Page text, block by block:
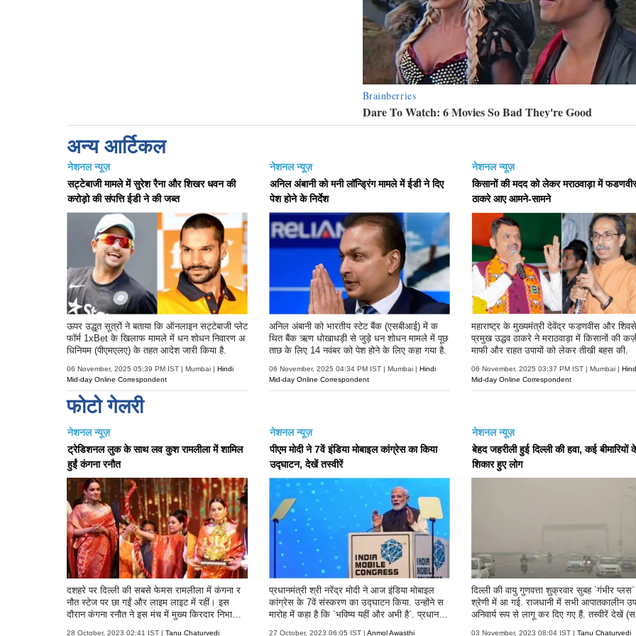
अन्य आर्टिकल
नेशनल न्यूज़
सट्टेबाजी मामले में सुरेश रैना और शिखर धवन की
करोड़ो की संपत्ति ईडी ने की जब्त
ऊपर उद्धृत सूत्रों ने बताया कि ऑनलाइन सट्टेबाजी प्लेट
फॉर्म 1xBet के खिलाफ मामले में धन शोधन निवारण अ
धिनियम (पीएमएलए) के तहत आदेश जारी किया है.
06 November, 2025 05:39 PM IST | Mumbai | Hindi
Mid-day Online Correspondent
नेशनल न्यूज़
अनिल अंबानी को मनी लॉन्ड्रिंग मामले में ईडी ने दिए
पेश होने के निर्देश
अनिल अंबानी को भारतीय स्टेट बैंक (एसबीआई) में क
थित बैंक ऋण धोखाधड़ी से जुड़े धन शोधन मामले में पूछ
ताछ के लिए 14 नवंबर को पेश होने के लिए कहा गया है.
06 November, 2025 04:34 PM IST | Mumbai | Hindi
Mid-day Online Correspondent
नेशनल न्यूज़
किसानों की मदद को लेकर मराठवाड़ा में
ठाकरे आए आमने-सामने
महाराष्ट्र के मुख्यमंत्री देवेंद्र फडणवीस और
प्रमुख उद्धव ठाकरे ने मराठवाड़ा में किसानों की कर्ज़
माफी और राहत उपायों को लेकर तीखी बहस की.
06 November, 2025 03:37 PM IST | Mumbai |
Mid-day Online Correspondent
फोटो गेलरी
नेशनल न्यूज़
ट्रेडिशनल लुक के साथ लव कुश रामलीला में शामिल
हुईं कंगना रनौत
दशहरे पर दिल्ली की सबसे फेमस रामलीला में कंगना र
नौत स्टेज पर छा गईं और लाइम लाइट में रहीं। इस
दौरान कंगना रनौत ने इस मंच में मुख्य किरदार निभाया।
28 October, 2023 02:41 IST | Tanu Chaturvedi
नेशनल न्यूज़
पीएम मोदी ने 7वें इंडिया मोबाइल कांग्रेस का किया
उद्घाटन, देखें तस्वीरें
प्रधानमंत्री श्री नरेंद्र मोदी ने आज इंडिया मोबाइल
कांग्रेस के 7वें संस्करण का उद्घाटन किया. उन्होंने स
मारोह में कहा है कि `भविष्य यहीं और अभी है`. प्रधान
27 October, 2023 06:05 IST | Anmol Awasthi
नेशनल न्यूज़
बेहद जहरीली हुई दिल्ली की हवा, कई बीमारियों
शिकार हुए लोग
दिल्ली की वायु गुणवत्ता शुक्रवार सुबह `गंभीर प्लस`
श्रेणी में आ गई. राजधानी में सभी आपातकालीन
अनिवार्य रूप से लागू कर दिए गए हैं. तस्वीरें देखें
03 November, 2023 08:04 IST | Tanu Chaturvedi